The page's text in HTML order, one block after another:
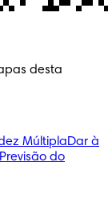
desta
MúltiplaDar à
do